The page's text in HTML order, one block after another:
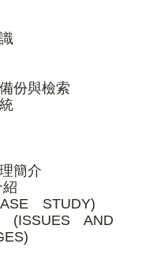
份與檢索
簡介
STUDY)
(ISSUES AND